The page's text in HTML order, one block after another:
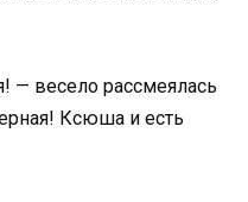
— весело рассмеялась
Ксюша и есть